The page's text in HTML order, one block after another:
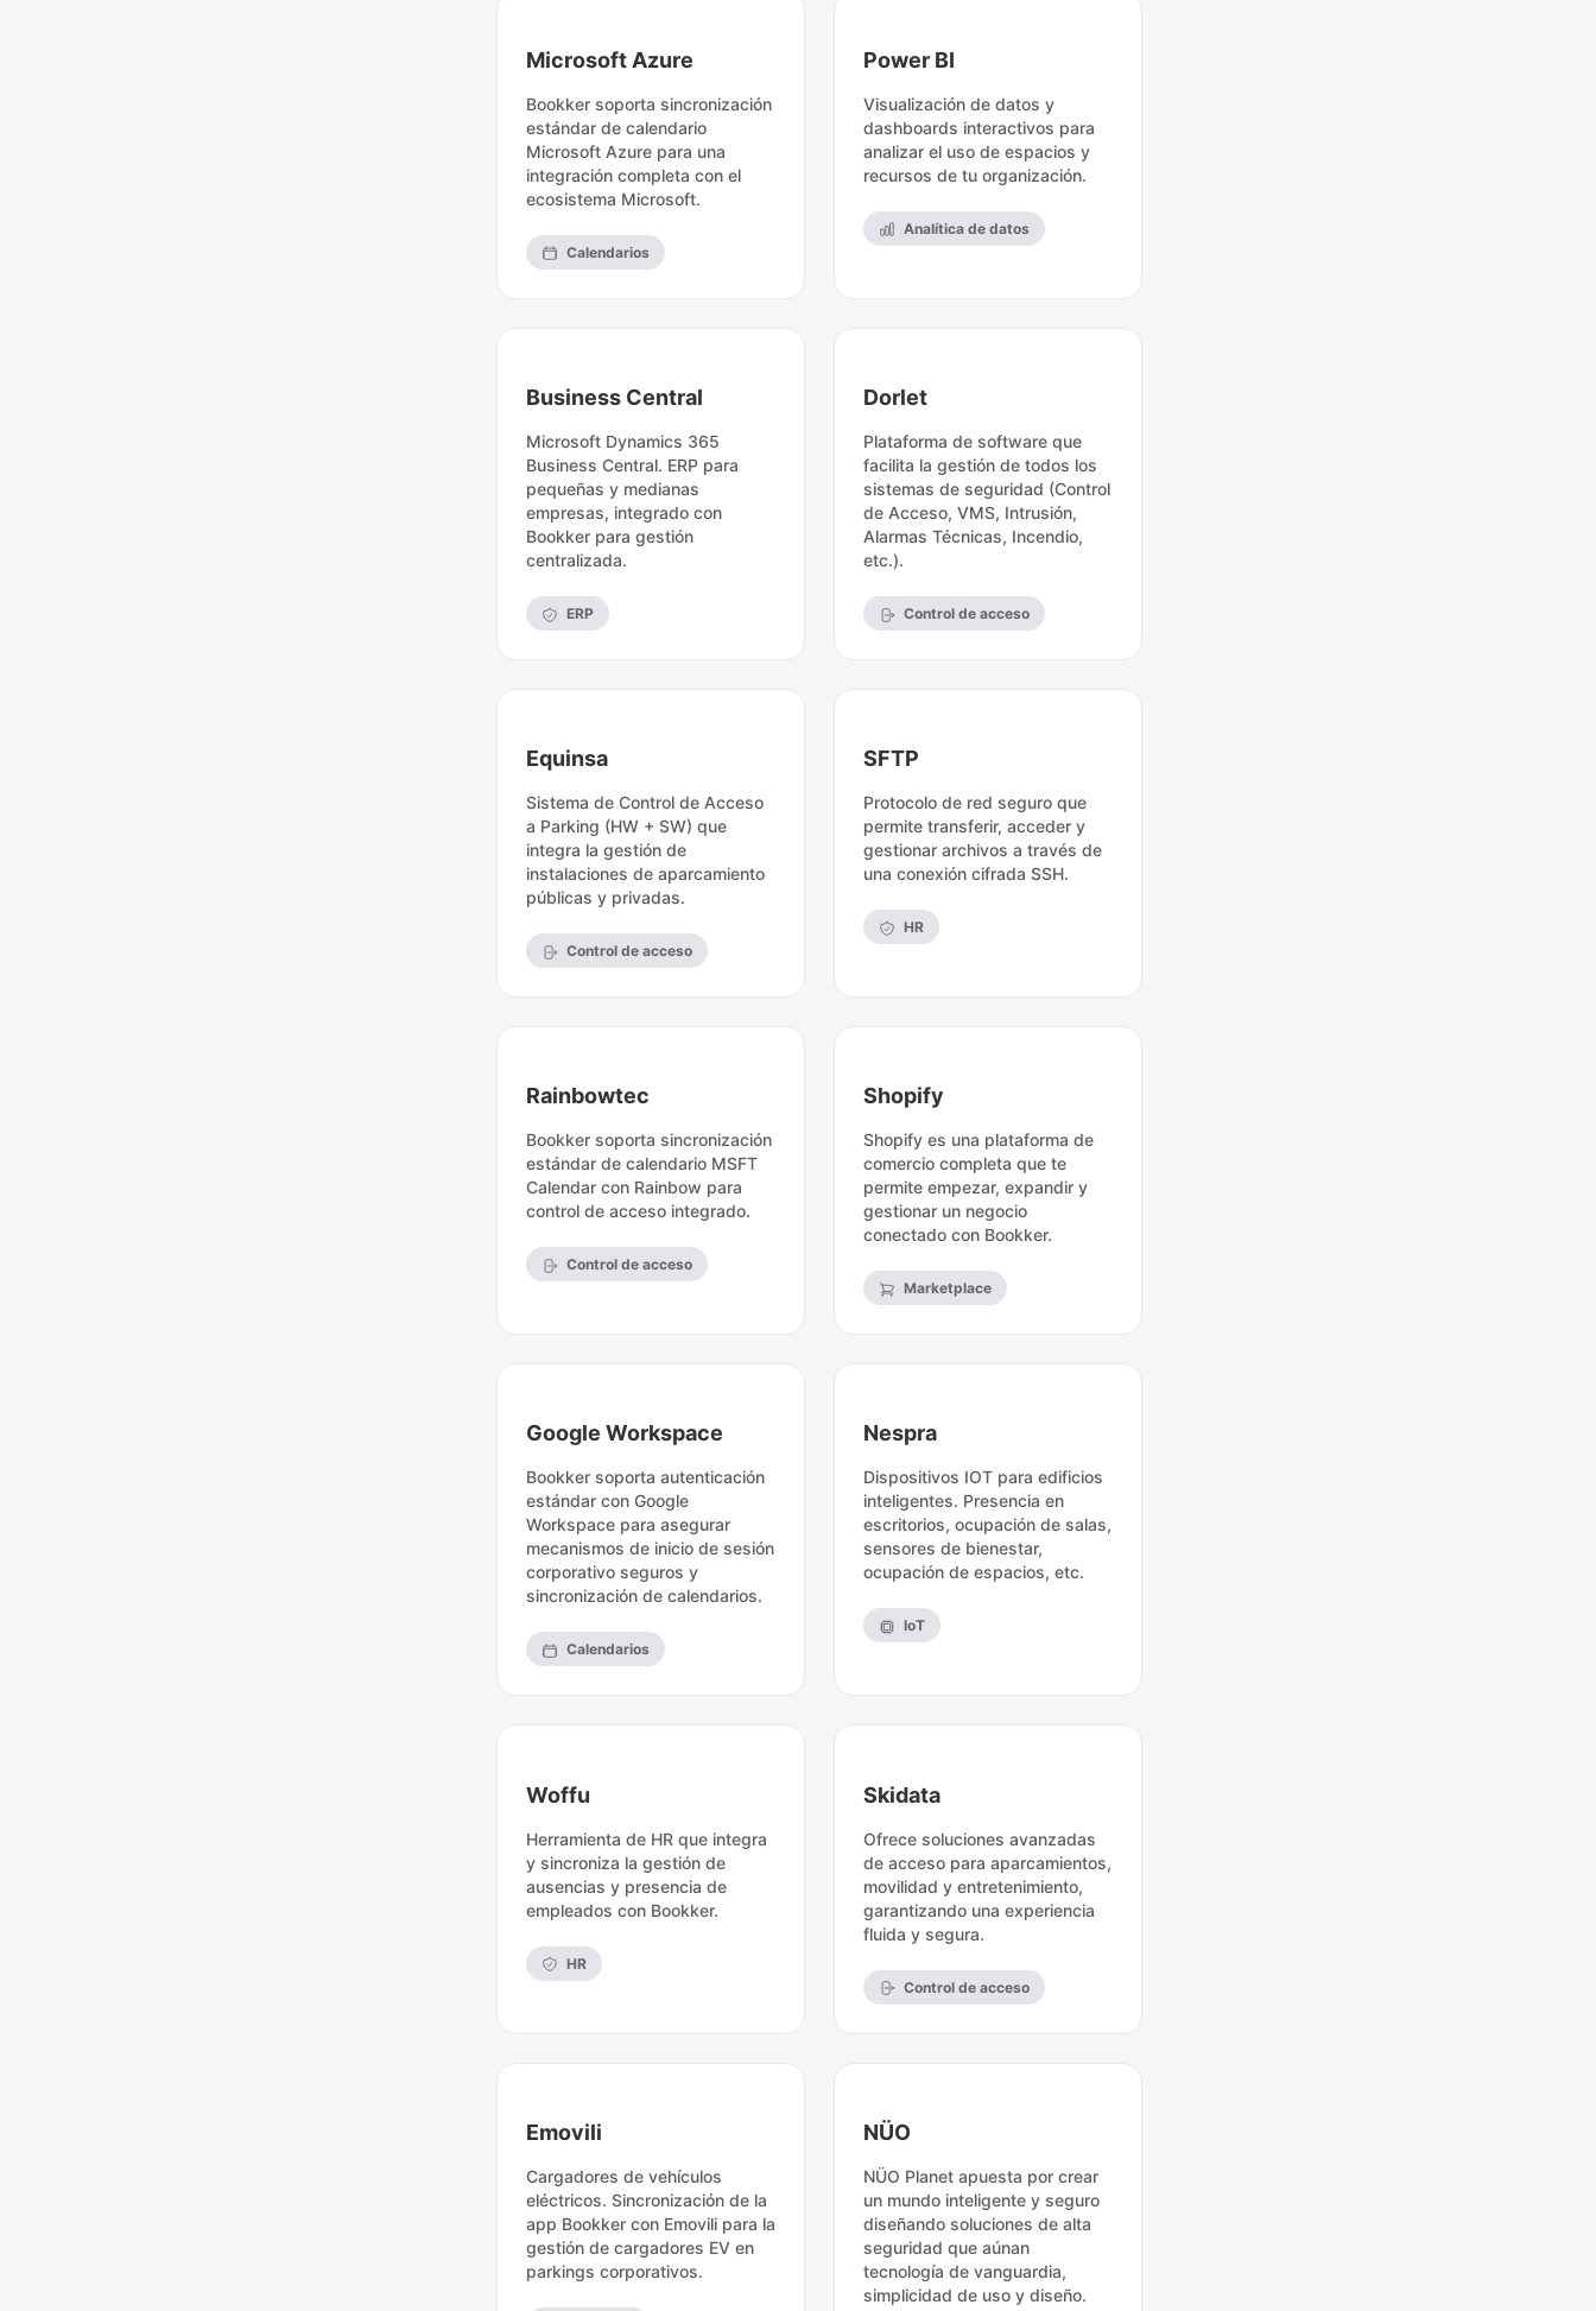
Microsoft Azure
Bookker soporta sincronización
estándar de calendario
Microsoft Azure para una
integración completa con el
ecosistema Microsoft.
Calendarios
Power BI
Visualización de datos y
dashboards interactivos para
analizar el uso de espacios y
recursos de tu organización.
Analítica de datos
Business Central
Microsoft Dynamics 365
Business Central. ERP para
pequeñas y medianas
empresas, integrado con
Bookker para gestión
centralizada.
ERP
Dorlet
Plataforma de software que
facilita la gestión de todos los
sistemas de seguridad (Control
de Acceso, VMS, Intrusión,
Alarmas Técnicas, Incendio,
etc.).
Control de acceso
Equinsa
Sistema de Control de Acceso
a Parking (HW + SW) que
integra la gestión de
instalaciones de aparcamiento
públicas y privadas.
Control de acceso
SFTP
Protocolo de red seguro que
permite transferir, acceder y
gestionar archivos a través de
una conexión cifrada SSH.
HR
Rainbowtec
Bookker soporta sincronización
estándar de calendario MSFT
Calendar con Rainbow para
control de acceso integrado.
Control de acceso
Shopify
Shopify es una plataforma de
comercio completa que te
permite empezar, expandir y
gestionar un negocio
conectado con Bookker.
Marketplace
Google Workspace
Bookker soporta autenticación
estándar con Google
Workspace para asegurar
mecanismos de inicio de sesión
corporativo seguros y
sincronización de calendarios.
Calendarios
Nespra
Dispositivos IOT para edificios
inteligentes. Presencia en
escritorios, ocupación de salas,
sensores de bienestar,
ocupación de espacios, etc.
IoT
Woffu
Herramienta de HR que integra
y sincroniza la gestión de
ausencias y presencia de
empleados con Bookker.
HR
Skidata
Ofrece soluciones avanzadas
de acceso para aparcamientos,
movilidad y entretenimiento,
garantizando una experiencia
fluida y segura.
Control de acceso
Emovili
Cargadores de vehículos
eléctricos. Sincronización de la
app Bookker con Emovili para la
gestión de cargadores EV en
parkings corporativos.
NÜO
NÜO Planet apuesta por crear
un mundo inteligente y seguro
diseñando soluciones de alta
seguridad que aúnan
tecnología de vanguardia,
simplicidad de uso y diseño.